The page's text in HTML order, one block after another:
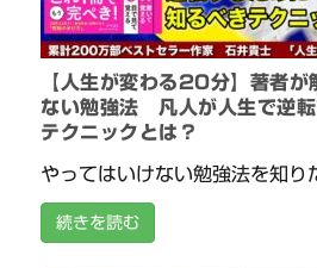
【人生が変わる20分】著者が
ない勉強法 凡人が人生で逆転
テクニックとは？
やってはいけない勉強法を知り
続きを読む